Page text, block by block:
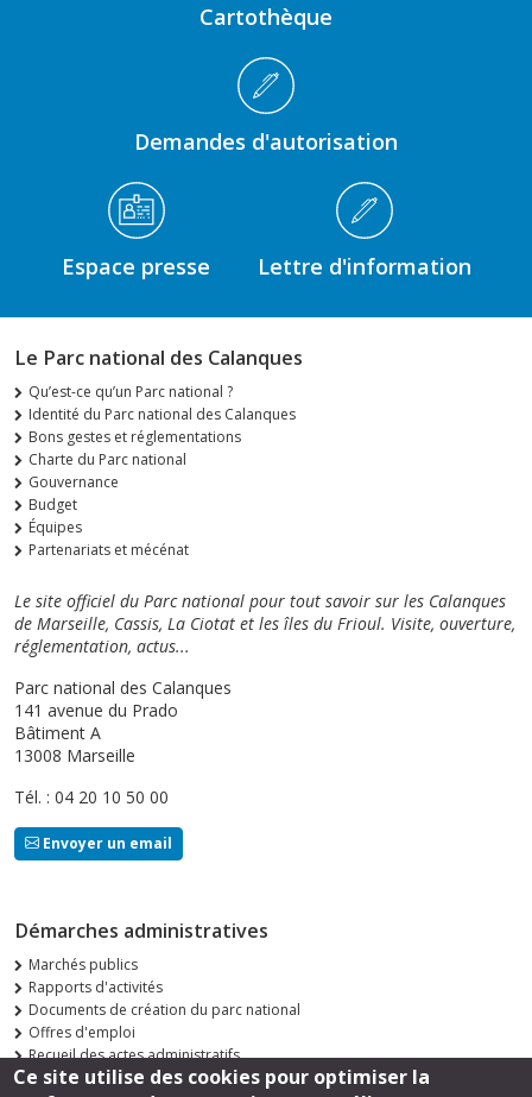
Cartothèque
Demandes d'autorisation
Espace presse Lettre d'information
Le Parc national des Calanques
Qu’est-ce qu’un Parc national ?
Identité du Parc national des Calanques
Bons gestes et réglementations
Charte du Parc national
Gouvernance
Budget
Équipes
Partenariats et mécénat
Le site officiel du Parc national pour tout savoir sur les Calanques
de Marseille, Cassis, La Ciotat et les îles du Frioul. Visite, ouverture,
réglementation, actus...
Parc national des Calanques
141 avenue du Prado
Bâtiment A
13008 Marseille
Tél. : 04 20 10 50 00
Envoyer un email
Démarches administratives
Marchés publics
Rapports d'activités
Documents de création du parc national
Offres d'emploi
Recueil des actes administratifs
Consultations publiques
Ce site utilise des cookies pour optimiser la